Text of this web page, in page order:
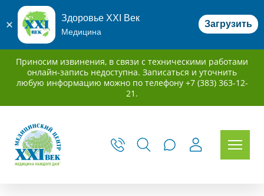
Здоровье XXI Век
Медицина
Загрузить
Приносим извинения, в связи с техническими работами
онлайн-запись недоступна. Записаться и уточнить
любую информацию можно по телефону +7 (383) 363-12-
21.